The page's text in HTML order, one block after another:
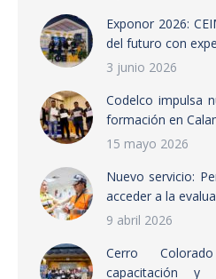
Exponor 2026:
del futuro con
3 junio 2026
Codelco impulsa
formación en
15 mayo 2026
Nuevo servicio:
acceder a la
9 abril 2026
Cerro
capacitación y